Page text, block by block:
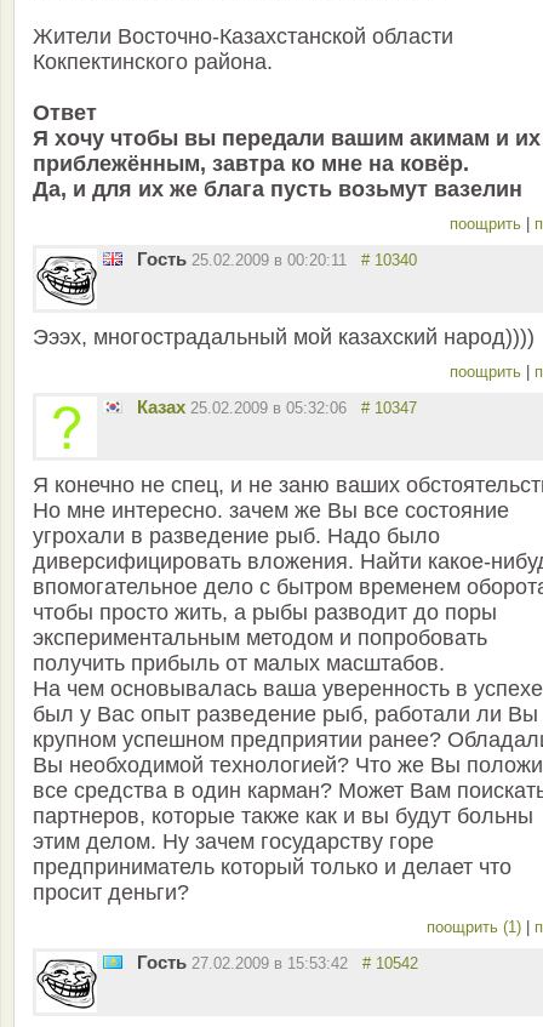
Жители Восточно-Казахстанской области
Кокпектинского района.
Ответ
Я хочу чтобы вы передали вашим акимам и их
приблежённым, завтра ко мне на ковёр.
Да, и для их же блага пусть возьмут вазелин
поощрить
Гость 25.02.2009 в 00:20:11 # 10340
Эээх, многострадальный мой казахский народ))))
поощрить
Казах 25.02.2009 в 05:32:06 # 10347
Я конечно не спец, и не заню ваших
Но мне интересно. зачем же Вы все состояние
угрохали в разведение рыб. Надо было
диверсифицировать вложения. Найти какое-
впомогательное дело с бытром временем
чтобы просто жить, а рыбы разводит до поры
экспериментальным методом и попробовать
получить прибыль от малых масштабов.
На чем основывалась ваша уверенность в
был у Вас опыт разведение рыб, работали ли Вы
крупном успешном предприятии ранее?
Вы необходимой технологией? Что же Вы
все средства в один карман? Может Вам
партнеров, которые также как и вы будут больны
этим делом. Ну зачем государству горе
предприниматель который только и делает что
просит деньги?
поощрить (1)
Гость 27.02.2009 в 15:53:42 # 10542